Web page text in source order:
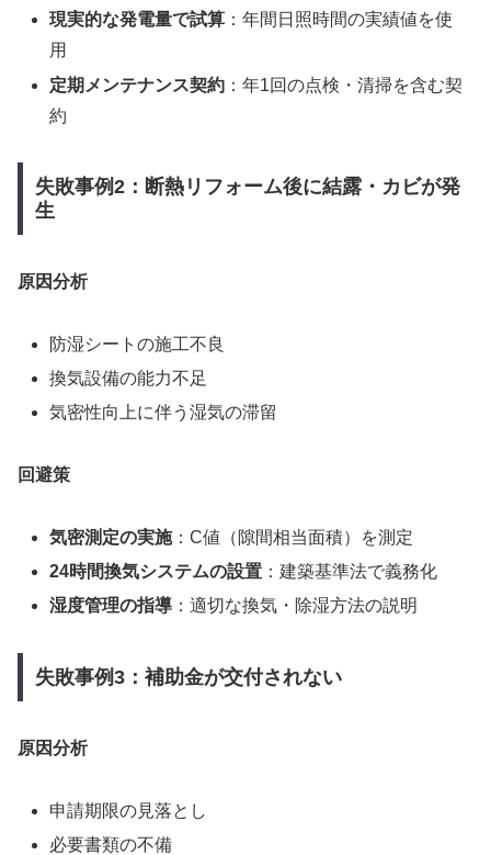
現実的な発電量で試算 ：年間日照時間の実績値を使
用
定期メンテナンス契約 ：年1回の点検・清掃を含む契
約
失敗事例2：断熱リフォーム後に結露・カビが発
生
原因分析
防湿シートの施工不良
換気設備の能力不足
気密性向上に伴う湿気の滞留
回避策
気密測定の実施：C値（隙間相当面積）を測定
24時間換気システムの設置 ：建築基準法で義務化
湿度管理の指導 ：適切な換気・除湿方法の説明
失敗事例3：補助金が交付されない
原因分析
申請期限の見落とし
必要書類の不備